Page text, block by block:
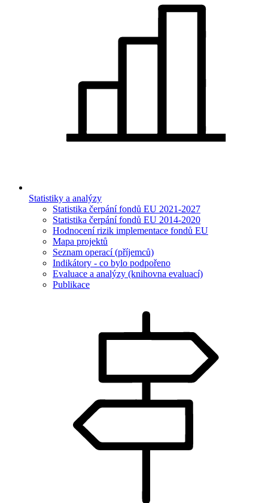
Statistiky a analýzy
Statistika čerpání fondů EU 2021-2027
Statistika čerpání fondů EU 2014-2020
Hodnocení rizik implementace fondů EU
Mapa projektů
Seznam operací (příjemců)
Indikátory - co bylo podpořeno
Evaluace a analýzy (knihovna evaluací)
Publikace